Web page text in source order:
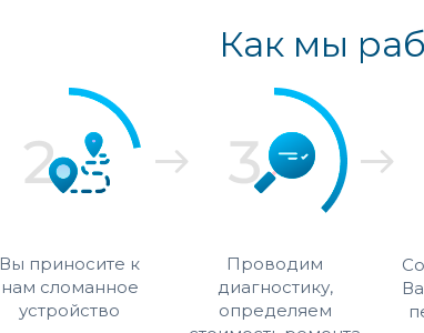
Как мы
Вы приносите к
нам сломанное
устройство
Проводим
диагностику,
определяем